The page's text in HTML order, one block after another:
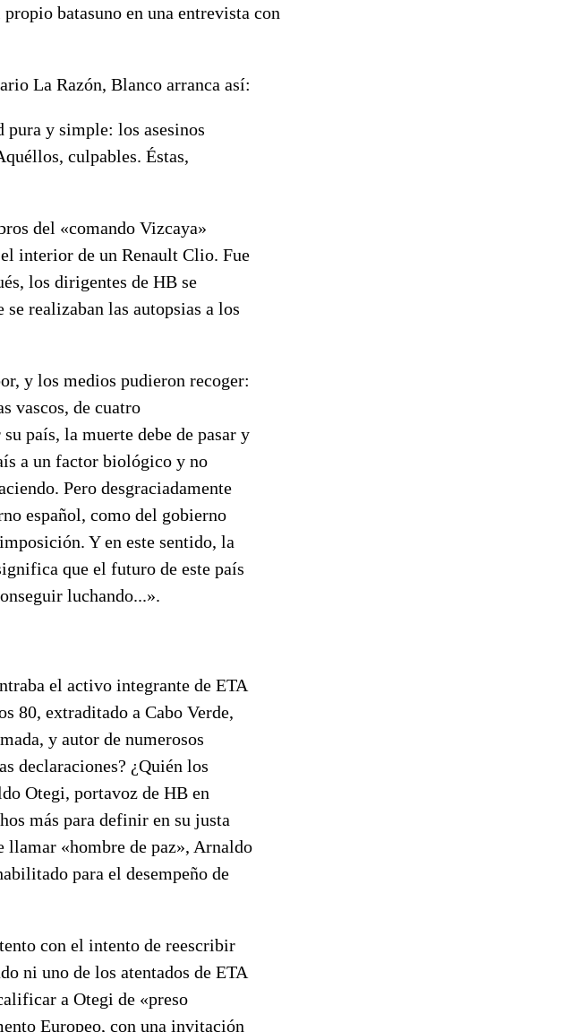
batasuno en una entrevista con
La Razón, Blanco arranca así:
y simple: los asesinos
culpables. Éstas,
del «comando Vizcaya»
interior de un Renault Clio. Fue
los dirigentes de HB se
realizaban las autopsias a los
y los medios pudieron recoger:
vascos, de cuatro
país, la muerte debe de pasar y
a un factor biológico y no
Pero desgraciadamente
español, como del gobierno
Y en este sentido, la
que el futuro de este país
luchando...».
el activo integrante de ETA
80, extraditado a Cabo Verde,
y autor de numerosos
declaraciones? ¿Quién los
Otegi, portavoz de HB en
más para definir en su justa
llamar «hombre de paz», Arnaldo
para el desempeño de
con el intento de reescribir
ni uno de los atentados de ETA
a Otegi de «preso
Europeo, con una invitación